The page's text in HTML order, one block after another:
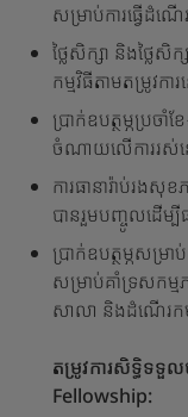
សម្រាប់ការធ្វើដំ
ថ្លៃសិក្សា និងថ្លៃសិ
កម្មវិធីតាមតម្រូវក
ប្រាក់ឧបត្ថម្ភប្រចាំ
ចំណាយលើការរស់
ការធានារ៉ាប់រងសុ
បានរួមបញ្ចូលដើម្បី
ប្រាក់ឧបត្ថម្ភសម្រ
សម្រាប់គាំទ្រសកម្ម
សាលា និងដំណើរកម្
តម្រូវការសិទ្ធិទ
Fellowship: